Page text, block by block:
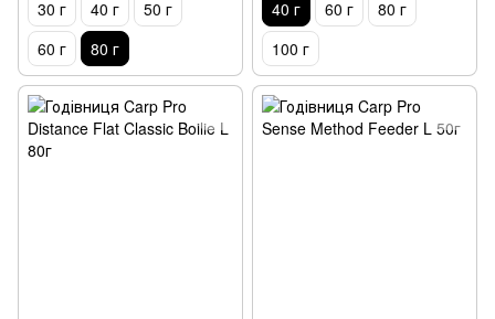
30 г 40 г
50 г
60 г
80 г
40 г 60 г
80 г
100 г